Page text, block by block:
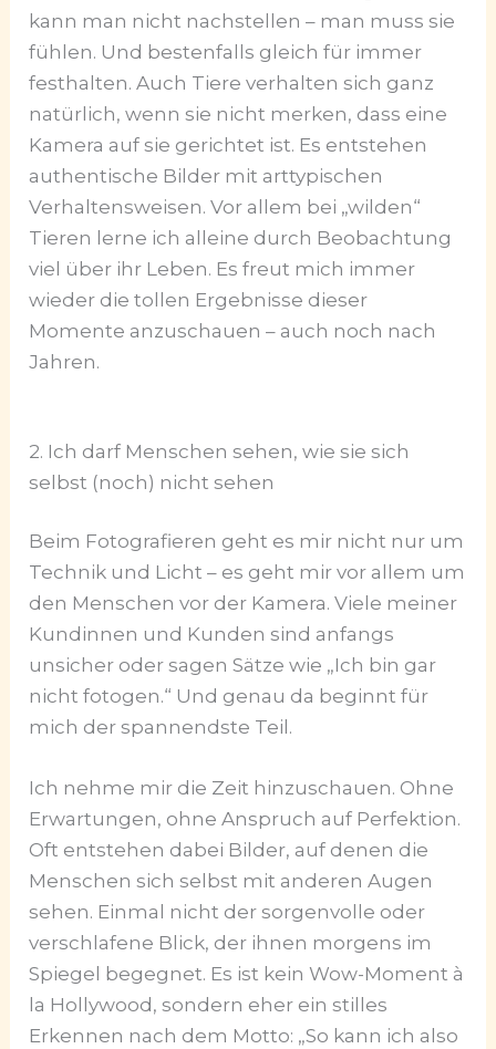
kann man nicht nachstellen – man muss sie
fühlen. Und bestenfalls gleich für immer
festhalten. Auch Tiere verhalten sich ganz
natürlich, wenn sie nicht merken, dass eine
Kamera auf sie gerichtet ist. Es entstehen
authentische Bilder mit arttypischen
Verhaltensweisen. Vor allem bei „wilden“
Tieren lerne ich alleine durch Beobachtung
viel über ihr Leben. Es freut mich immer
wieder die tollen Ergebnisse dieser
Momente anzuschauen – auch noch nach
Jahren.
2. Ich darf Menschen sehen, wie sie sich
selbst (noch) nicht sehen
Beim Fotografieren geht es mir nicht nur um
Technik und Licht – es geht mir vor allem um
den Menschen vor der Kamera. Viele meiner
Kundinnen und Kunden sind anfangs
unsicher oder sagen Sätze wie „Ich bin gar
nicht fotogen.“ Und genau da beginnt für
mich der spannendste Teil.
Ich nehme mir die Zeit hinzuschauen. Ohne
Erwartungen, ohne Anspruch auf Perfektion.
Oft entstehen dabei Bilder, auf denen die
Menschen sich selbst mit anderen Augen
sehen. Einmal nicht der sorgenvolle oder
verschlafene Blick, der ihnen morgens im
Spiegel begegnet. Es ist kein Wow-Moment à
la Hollywood, sondern eher ein stilles
Erkennen nach dem Motto: „So kann ich also